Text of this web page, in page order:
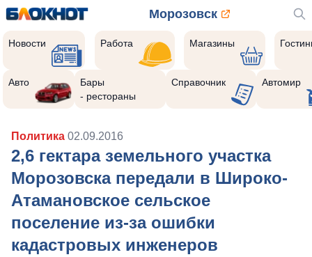
Морозовск
Новости Работа Магазины
Авто
Бары
- рестораны
Справочник Автомир
Политика 02.09.2016
2,6 гектара земельного участка
Морозовска передали в Широко-
Атамановское сельское
поселение из-за ошибки
кадастровых инженеров